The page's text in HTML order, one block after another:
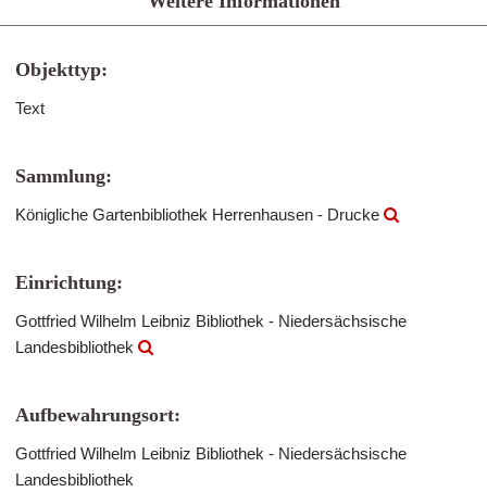
Objekttyp:
Text
Sammlung:
Königliche Gartenbibliothek Herrenhausen - Drucke
Einrichtung:
Gottfried Wilhelm Leibniz Bibliothek - Niedersächsische
Landesbibliothek
Aufbewahrungsort:
Gottfried Wilhelm Leibniz Bibliothek - Niedersächsische
Landesbibliothek